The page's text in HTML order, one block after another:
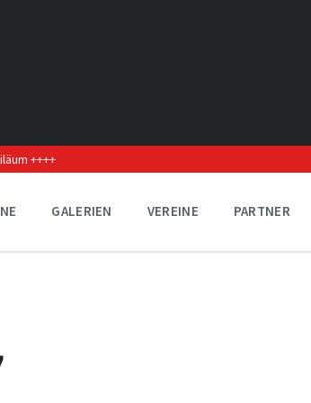
++++
GALERIEN VEREINE PARTNER